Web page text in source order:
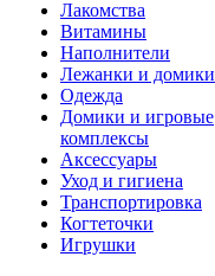
Лакомства
Витамины
Наполнители
Лежанки и домики
Одежда
Домики и игровые
комплексы
Аксессуары
Уход и гигиена
Транспортировка
Когтеточки
Игрушки